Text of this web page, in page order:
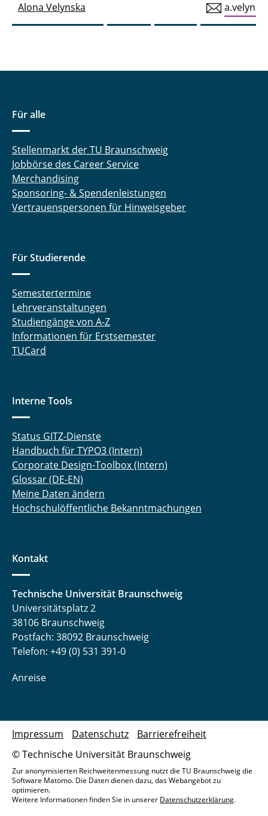
Alona Velynska
Für alle
Stellenmarkt der TU Braunschweig
Jobbörse des Career Service
Merchandising
Sponsoring- & Spendenleistungen
Vertrauenspersonen für Hinweisgeber
Für Studierende
Semestertermine
Lehrveranstaltungen
Studiengänge von A-Z
Informationen für Erstsemester
TUCard
Interne Tools
Status GITZ-Dienste
Handbuch für TYPO3 (Intern)
Corporate Design-Toolbox (Intern)
Glossar (DE-EN)
Meine Daten ändern
Hochschulöffentliche Bekanntmachungen
Kontakt
Technische Universität Braunschweig
Universitätsplatz 2
38106 Braunschweig
Postfach: 38092 Braunschweig
Telefon: +49 (0) 531 391-0
Anreise
© Technische Universität Braunschweig
Impressum Datenschutz Barrierefreiheit
Zur anonymisierten Reichweitenmessung nutzt die TU Braunschweig die
Software Matomo. Die Daten dienen dazu, das Webangebot zu
optimieren.
Weitere Informationen finden Sie in unserer Datenschutzerklärung.